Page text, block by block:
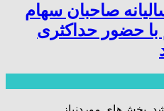
صاحبان سهام
حضور حداکثری